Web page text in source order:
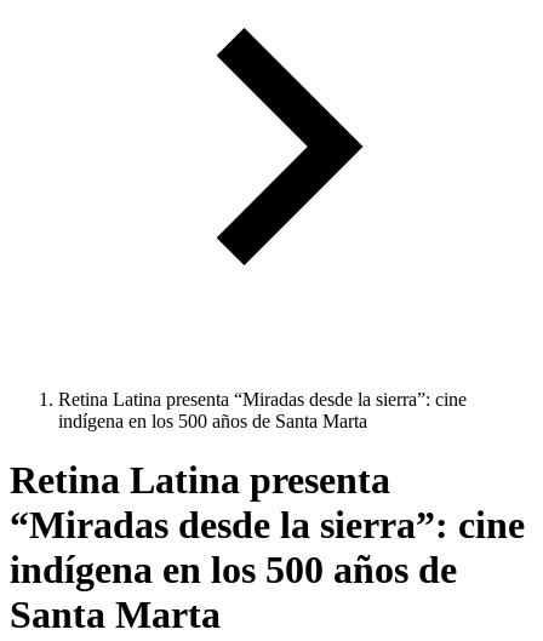
Retina Latina presenta “Miradas desde la sierra”: cine
indígena en los 500 años de Santa Marta
Retina Latina presenta
“Miradas desde la sierra”: cine
indígena en los 500 años de
Santa Marta